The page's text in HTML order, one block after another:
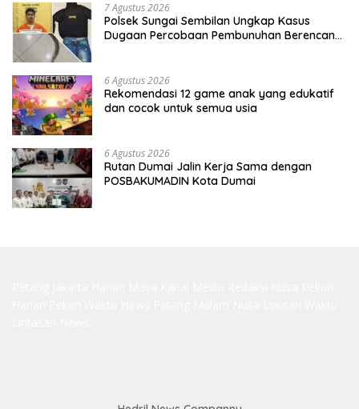
7 Agustus 2026
Polsek Sungai Sembilan Ungkap Kasus
Dugaan Percobaan Pembunuhan Berencana,
6 Agustus 2026
Rekomendasi 12 game anak yang edukatif
dan cocok untuk semua usia
6 Agustus 2026
Rutan Dumai Jalin Kerja Sama dengan
POSBAKUMADIN Kota Dumai